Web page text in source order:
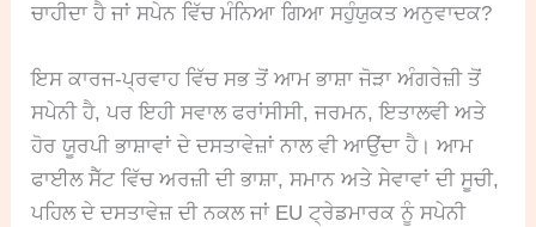
ਚਾਹੀਦਾ ਹੈ ਜਾਂ ਸਪੇਨ ਵਿੱਚ ਮੰਨਿਆ ਗਿਆ ਸਹੁੰਯੁਕਤ ਅਨੁਵਾਦਕ?
ਇਸ ਕਾਰਜ-ਪ੍ਰਵਾਹ ਵਿੱਚ ਸਭ ਤੋਂ ਆਮ ਭਾਸ਼ਾ ਜੋੜਾ ਅੰਗਰੇਜ਼ੀ ਤੋਂ
ਸਪੇਨੀ ਹੈ, ਪਰ ਇਹੀ ਸਵਾਲ ਫਰਾਂਸੀਸੀ, ਜਰਮਨ, ਇਤਾਲਵੀ ਅਤੇ
ਹੋਰ ਯੂਰਪੀ ਭਾਸ਼ਾਵਾਂ ਦੇ ਦਸਤਾਵੇਜ਼ਾਂ ਨਾਲ ਵੀ ਆਉਂਦਾ ਹੈ। ਆਮ
ਫਾਈਲ ਸੈੱਟ ਵਿੱਚ ਅਰਜ਼ੀ ਦੀ ਭਾਸ਼ਾ, ਸਮਾਨ ਅਤੇ ਸੇਵਾਵਾਂ ਦੀ ਸੂਚੀ,
ਪਹਿਲ ਦੇ ਦਸਤਾਵੇਜ਼ ਦੀ ਨਕਲ ਜਾਂ EU ਟ੍ਰੇਡਮਾਰਕ ਨੂੰ ਸਪੇਨੀ